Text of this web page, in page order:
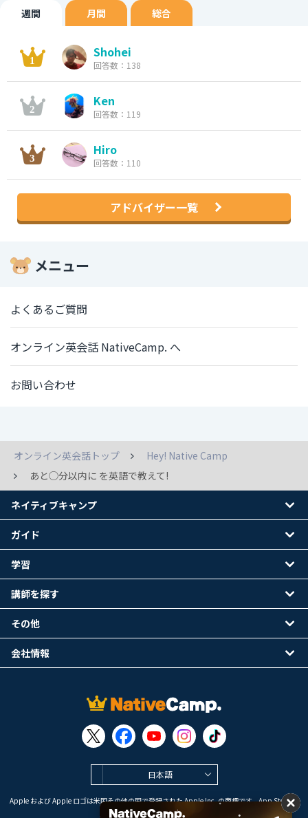
週間 月間 総合
Shohei
回答数：138
Ken
回答数：119
Hiro
回答数：110
アドバイザー一覧
メニュー
よくあるご質問
オンライン英会話 NativeCamp. へ
お問い合わせ
オンライン英会話トップ
Hey! Native Camp
あと◯分以内に を英語で教えて!
日本語
Apple および Apple ロゴは米国その他の国で登録された Apple Inc. の商標です。App Store は
Apple Inc. のサービスマークです。
ネイティブキャンプ
ガイド
学習
講師を探す
その他
会社情報